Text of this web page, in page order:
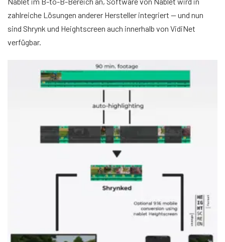
zahlreiche Lösungen anderer Hersteller integriert — und nun
sind Shrynk und Heightscreen auch innerhalb von VidiNet
verfügbar.